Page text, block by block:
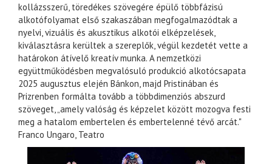
kollázsszerű, töredékes szövegére épülő többfázisú
alkotófolyamat első szakaszában megfogalmazódtak a
nyelvi, vizuális és akusztikus alkotói elképzelések,
kiválasztásra kerültek a szereplők, végül kezdetét vette a
határokon átívelő kreatív munka. A nemzetközi
együttműködésben megvalósuló produkció alkotócsapata
2025 augusztus elején Bánkon, majd Pristinában és
Prizrenben formálta tovább a többdimenziós abszurd
szöveget, „amely valóság és képzelet között mozogva festi
meg a hatalom embertelen és embertelenné tévő arcát."
Franco Ungaro, Teatro